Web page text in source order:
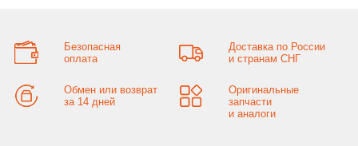
Безопасная
оплата
Доставка по России
и странам СНГ
Обмен или возврат
за 14 дней
Оригинальные
запчасти
и аналоги